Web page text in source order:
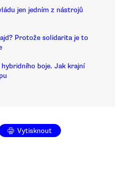
jen jedním z nástrojů
Protože solidarita je to
boje. Jak krajní
Vytisknout